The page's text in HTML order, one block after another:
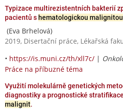
Typizace multirezistentních bakterií
pacientů s hematologickou malignitou
(Eva Brhelová)
2019, Disertační práce, Lékařská
• https://is.muni.cz/th/xll7c/ |
Práce na příbuzné téma
Využití molekulárně genetických
diagnostiky a prognostické
malignit.